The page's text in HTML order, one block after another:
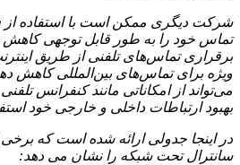
تماس خود را به طور قابل توجهی کاهش
برقراری تماس‌های تلفنی از طریق
ویژه برای تماس‌های بین‌المللی کاهش
می‌تواند از امکاناتی مانند کنفرانس
بهبود ارتباطات داخلی و خارجی خود
در اینجا جدولی ارائه شده است که برخی
سانترال تحت شبکه را نشان می دهد: